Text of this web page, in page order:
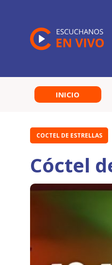
INICIO
COCTEL DE ESTRELLAS
Cóctel